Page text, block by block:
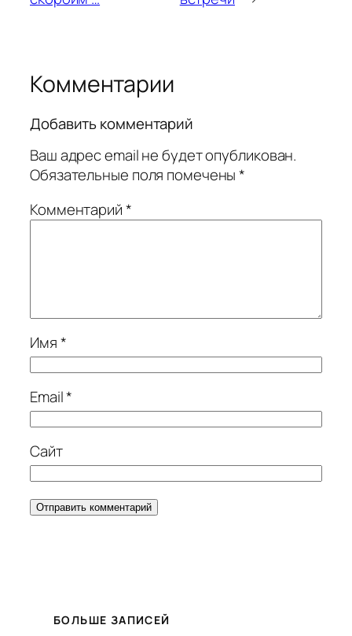
Комментарии
Добавить комментарий
Ваш адрес email не будет опубликован.
Обязательные поля помечены*
Комментарий*
Имя*
Email*
Сайт
БОЛЬШЕ ЗАПИСЕЙ